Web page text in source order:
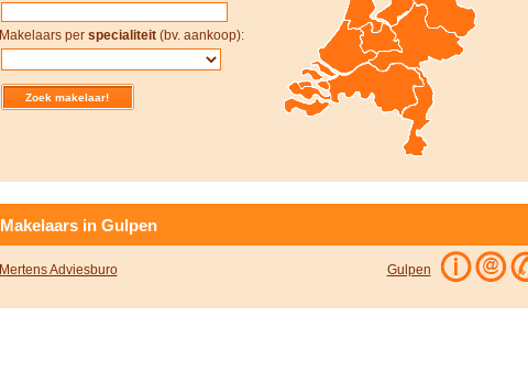
Makelaars per specialiteit(bv. aankoop):
Makelaars in Gulpen
Mertens Adviesburo Gulpen